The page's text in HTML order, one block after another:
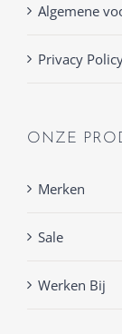
Algemene
Privacy
ONZE
Merken
Sale
Werken Bij